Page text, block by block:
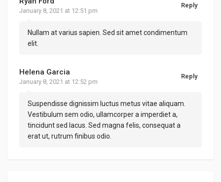
January 8, 2021 at 12:51 pm
Nullam at varius sapien. Sed sit amet condimentum
elit.
Reply
Helena Garcia
January 8, 2021 at 12:52 pm
Suspendisse dignissim luctus metus vitae aliquam.
Vestibulum sem odio, ullamcorper a imperdiet a,
tincidunt sed lacus. Sed magna felis, consequat a
erat ut, rutrum finibus odio.
Reply